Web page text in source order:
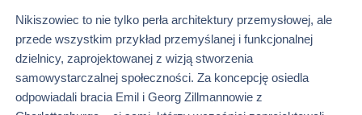
Nikiszowiec to nie tylko perła architektury przemysłowej, ale
przede wszystkim przykład przemyślanej i funkcjonalnej
dzielnicy, zaprojektowanej z wizją stworzenia
samowystarczalnej społeczności. Za koncepcję osiedla
odpowiadali bracia Emil i Georg Zillmannowie z